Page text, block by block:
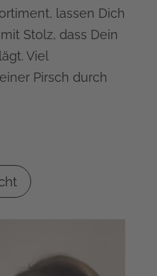
lassen Dich
Stolz, dass Dein
Viel
Pirsch durch